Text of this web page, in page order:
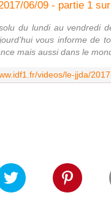
du lundi au vendredi
vous informe de
mais aussi dans le
videos/le-jjda/